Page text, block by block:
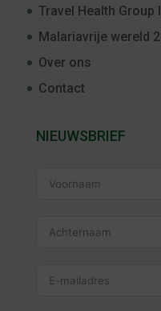
Travel Health Group
Malariavrije wereld
Over ons
Contact
NIEUWSBRIEF